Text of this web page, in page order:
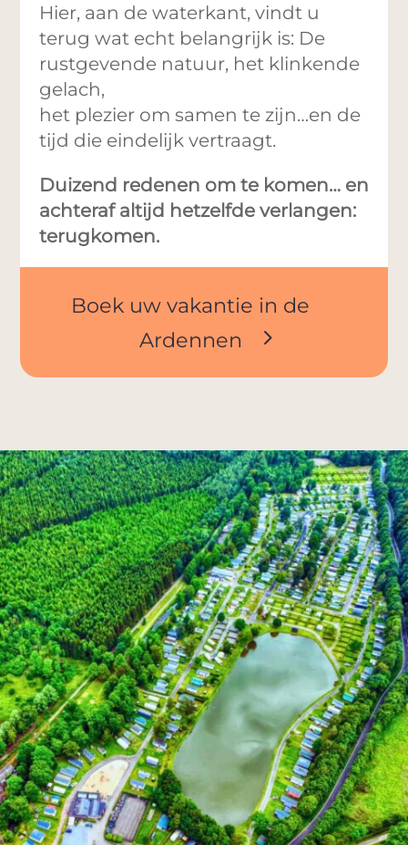
Hier, aan de waterkant, vindt u
terug wat echt belangrijk is: De
rustgevende natuur, het klinkende
gelach,
het plezier om samen te zijn…en de
tijd die eindelijk vertraagt.
Duizend redenen om te komen… en
achteraf altijd hetzelfde verlangen:
terugkomen.
Boek uw vakantie in de
Ardennen